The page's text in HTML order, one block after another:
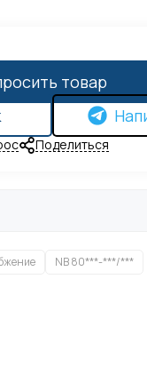
товар
Поделиться
NB 80***-***/***